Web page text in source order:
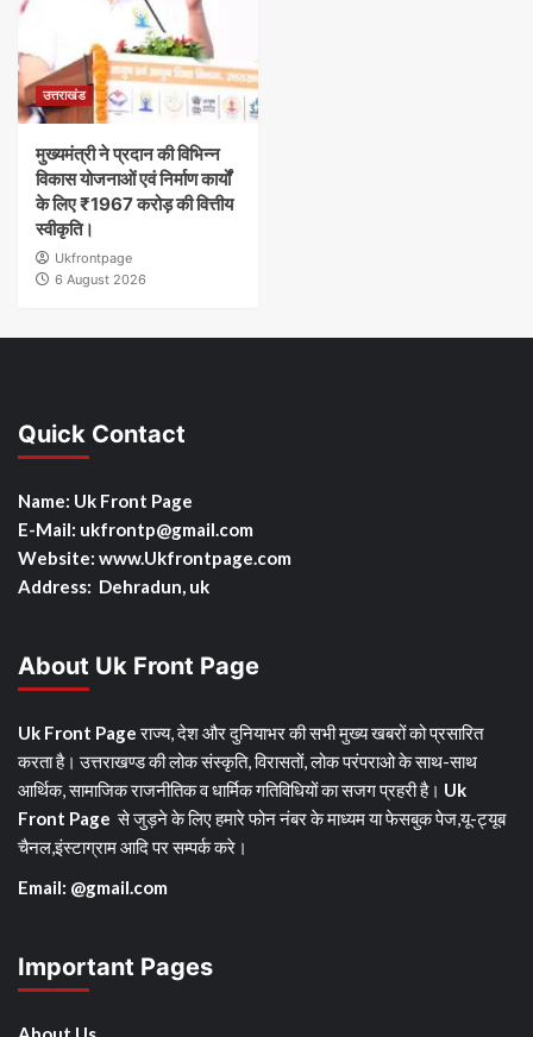
उत्तराखंड
मुख्यमंत्री ने प्रदान की विभिन्न
विकास योजनाओं एवं निर्माण कार्यों
के लिए ₹1967 करोड़ की वित्तीय
स्वीकृति।
Ukfrontpage
6 August 2026
Quick Contact
Name: Uk Front Page
E-Mail: ukfrontp@gmail.com
Website: www.Ukfrontpage.com
Address: Dehradun, uk
About Uk Front Page
Uk Front Pageराज्य, देश और दुनियाभर की सभी मुख्य खबरों को प्रसारित
करता है। उत्तराखण्ड की लोक संस्कृति, विरासतों, लोक परंपराओ के साथ-साथ
आर्थिक, सामाजिक राजनीतिक व धार्मिक गतिविधियों का सजग प्रहरी है। Uk
Front Page से जुड़ने के लिए हमारे फोन नंबर के माध्यम या फेसबुक पेज,यू-ट्यूब
चैनल,इंस्टाग्राम आदि पर सम्पर्क करे।
Email: @gmail.com
Important Pages